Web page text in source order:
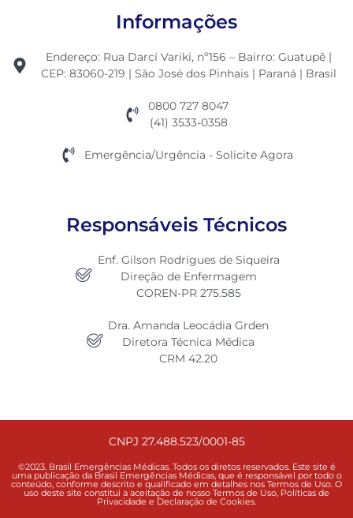
Informações
Endereço: Rua Darcí Variki, nº156 – Bairro: Guatupê |
CEP: 83060-219 | São José dos Pinhais | Paraná | Brasil
0800 727 8047
(41) 3533-0358
Emergência/Urgência - Solicite Agora
Responsáveis Técnicos
Enf. Gilson Rodrigues de Siqueira
Direção de Enfermagem
COREN-PR 275.585
Dra. Amanda Leocádia Grden
Diretora Técnica Médica
CRM 42.20
CNPJ 27.488.523/0001-85
©2023. Brasil Emergências Médicas. Todos os diretos reservados. Este site é
uma publicação da Brasil Emergências Médicas, que é responsável por todo o
conteúdo, conforme descrito e qualificado em detalhes nos Termos de Uso. O
uso deste site constitui a aceitação de nosso Termos de Uso, Políticas de
Privacidade e Declaração de Cookies.